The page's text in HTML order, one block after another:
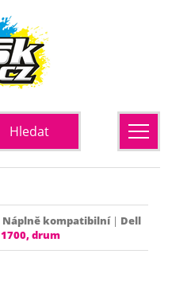
Náplně kompatibilní| Dell
drum